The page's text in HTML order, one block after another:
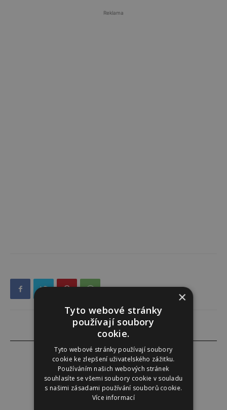
Reklama
Tereza Lindauerová
http://www.zdravivharmonii.cz
×
Tyto webové stránky
používají soubory
cookie.
Tyto webové stránky používají soubory
cookie ke zlepšení uživatelského zážitku.
Používáním našich webových stránek
souhlasíte se všemi soubory cookie v souladu
s našimi zásadami používání souborů cookie.
Více informací